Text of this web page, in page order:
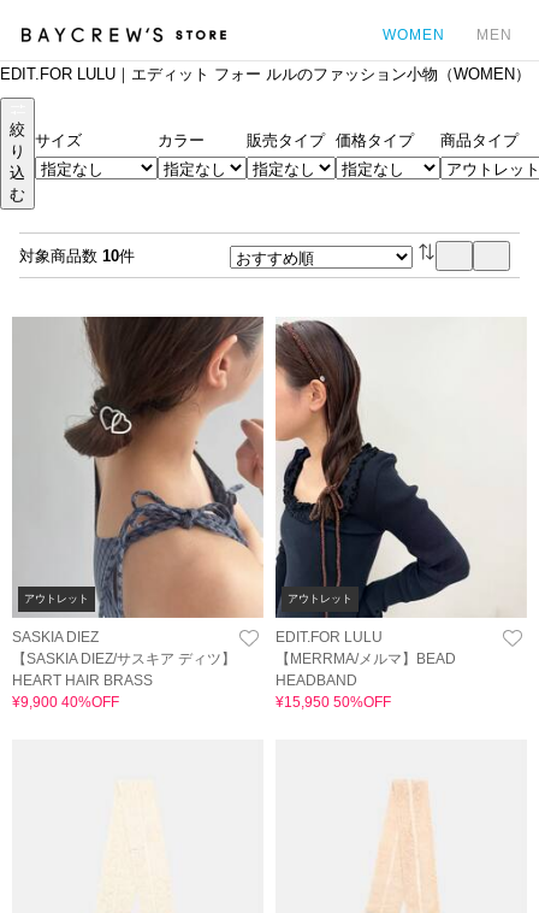
WOMEN MEN
EDIT.FOR LULU｜エディット フォー ルルのファッション小物（WOMEN）
絞
り
込
む
サイズ カラー 販売タイプ 価格タイプ 商品タイプ
対象商品数 10件
アウトレット
SASKIA DIEZ
【SASKIA DIEZ/サスキア ディツ】
HEART HAIR BRASS
¥9,900 40%OFF
アウトレット
EDIT.FOR LULU
【MERRMA/メルマ】BEAD
HEADBAND
¥15,950 50%OFF